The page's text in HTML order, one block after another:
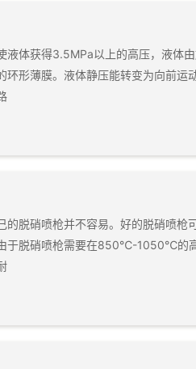
体获得3.5MPa以上的高压，液体
形薄膜。液体静压能转变为向前运
脱硝喷枪并不容易。好的脱硝喷枪
于脱硝喷枪需要在850℃-1050℃的